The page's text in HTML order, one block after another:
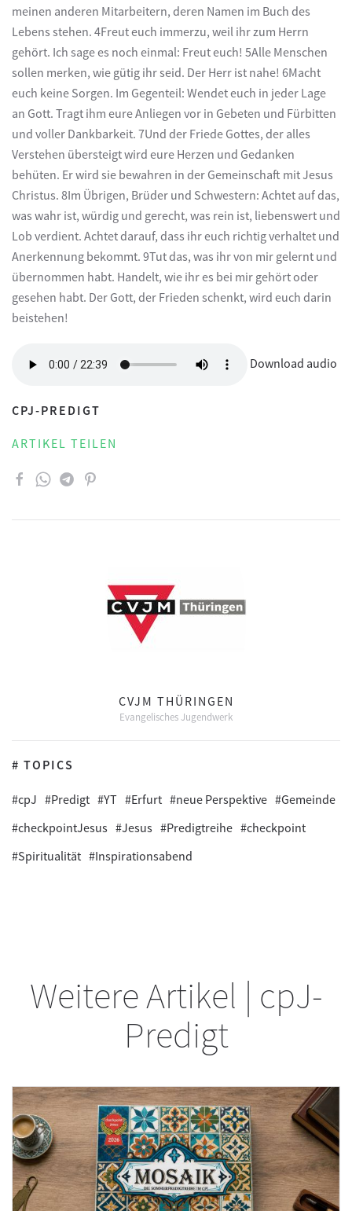
# TOPICS
#cpJ #Predigt #YT #Erfurt #neue Perspektive #Gemeinde
#checkpointJesus #Jesus #Predigtreihe #checkpoint
#Spiritualität #Inspirationsabend
meinen anderen Mitarbeitern, deren Namen im Buch des
Lebens stehen. 4Freut euch immerzu, weil ihr zum Herrn
gehört. Ich sage es noch einmal: Freut euch! 5Alle Menschen
sollen merken, wie gütig ihr seid. Der Herr ist nahe! 6Macht
euch keine Sorgen. Im Gegenteil: Wendet euch in jeder Lage
an Gott. Tragt ihm eure Anliegen vor in Gebeten und Fürbitten
und voller Dankbarkeit. 7Und der Friede Gottes, der alles
Verstehen übersteigt wird eure Herzen und Gedanken
behüten. Er wird sie bewahren in der Gemeinschaft mit Jesus
Christus. 8Im Übrigen, Brüder und Schwestern: Achtet auf das,
was wahr ist, würdig und gerecht, was rein ist, liebenswert und
Lob verdient. Achtet darauf, dass ihr euch richtig verhaltet und
Anerkennung bekommt. 9Tut das, was ihr von mir gelernt und
übernommen habt. Handelt, wie ihr es bei mir gehört oder
gesehen habt. Der Gott, der Frieden schenkt, wird euch darin
beistehen!
Download audio
CPJ-PREDIGT
ARTIKEL TEILEN
CVJM THÜRINGEN
Evangelisches Jugendwerk
Weitere Artikel | cpJ-
Predigt